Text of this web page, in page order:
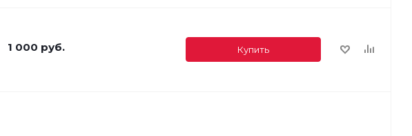
1 000 руб. Купить